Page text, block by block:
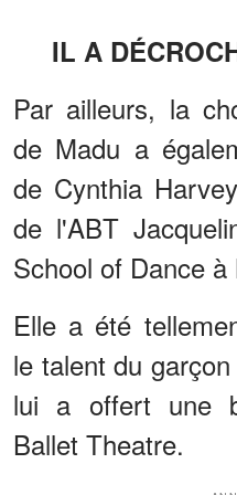
IL A
Par ailleurs, la
de Madu a
de Cynthia
de l'ABT
School of Dance à
Elle a été
le talent du
lui a offert une
Ballet Theatre.